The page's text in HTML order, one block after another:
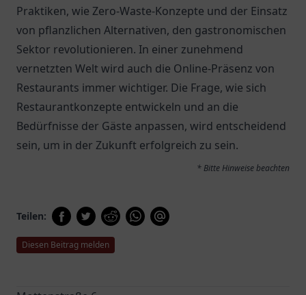
Praktiken, wie Zero-Waste-Konzepte und der Einsatz
von pflanzlichen Alternativen, den gastronomischen
Sektor revolutionieren. In einer zunehmend
vernetzten Welt wird auch die Online-Präsenz von
Restaurants immer wichtiger. Die Frage, wie sich
Restaurantkonzepte entwickeln und an die
Bedürfnisse der Gäste anpassen, wird entscheidend
sein, um in der Zukunft erfolgreich zu sein.
* Bitte Hinweise beachten
Teilen:
Diesen Beitrag melden